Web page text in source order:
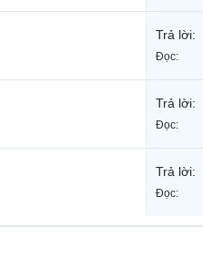
Trả lời:
Đọc:
Trả lời:
Đọc:
Trả lời:
Đọc: